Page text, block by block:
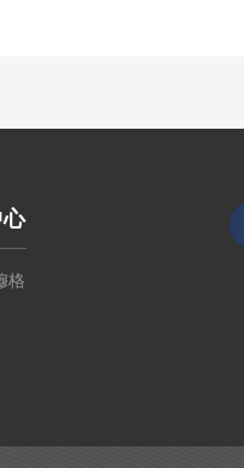
格